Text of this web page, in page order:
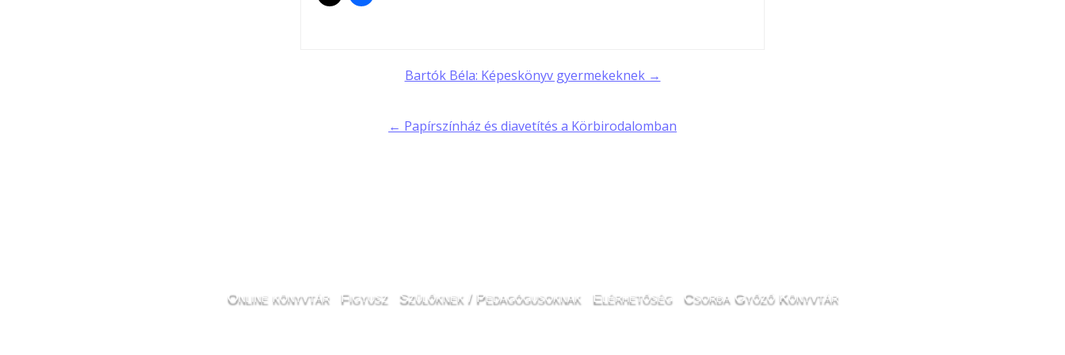
navigation
Bartók Béla: Képeskönyv gyermekeknek →
← Papírszínház és diavetítés a Körbirodalomban
Online könyvtár Figyusz Szülőknek / Pedagógusoknak Elérhetőség Csorba Győző Könyvtár